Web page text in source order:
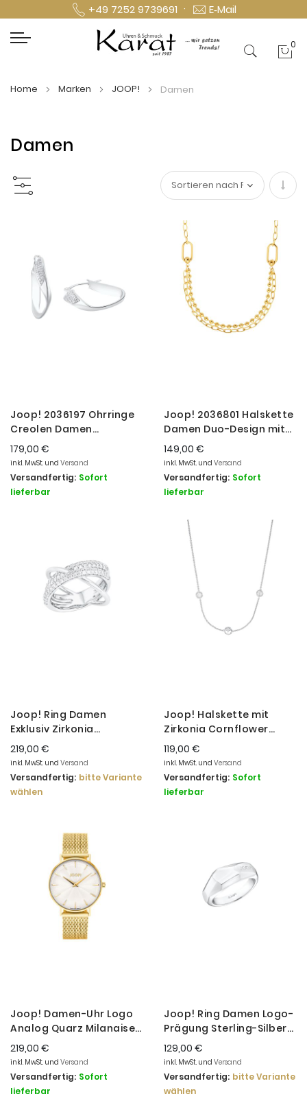
+49 7252 9739691 · E‑Mail
0
Home Marken JOOP! Damen
Damen
In
Joop! 2036197 Ohrringe
Creolen Damen
Geschwungene Form
Zirkonia Sterlingsilber
179,00 €
inkl. MwSt. und Versand
Versandfertig: Sofort
lieferbar
Joop! 2036801 Halskette
Damen Duo-Design mit
Gliedern und Kugel-
Elementen Gold
149,00 €
inkl. MwSt. und Versand
Versandfertig: Sofort
lieferbar
Joop! Ring Damen
Exklusiv Zirkonia
Sterlingsilber
219,00 €
inkl. MwSt. und Versand
Versandfertig: bitte Variante
wählen
Joop! Halskette mit
Zirkonia Cornflower
Damen 45 cm Silber
2038047
119,00 €
inkl. MwSt. und Versand
Versandfertig: Sofort
lieferbar
Joop! Damen-Uhr Logo
Analog Quarz Milanaise
Edelstahl-Band Gold
2027243
219,00 €
inkl. MwSt. und Versand
Versandfertig: Sofort
lieferbar
Joop! Ring Damen Logo-
Prägung Sterling-Silber
2035136
129,00 €
inkl. MwSt. und Versand
Versandfertig: bitte Variante
wählen